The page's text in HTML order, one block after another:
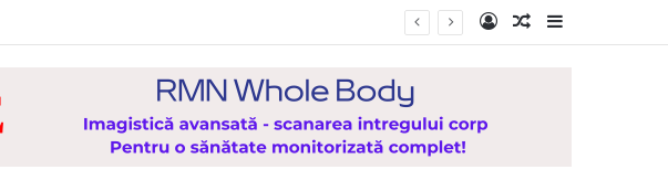
și disconfort termic ridicat pentru județul Vaslui Log InRandom Article